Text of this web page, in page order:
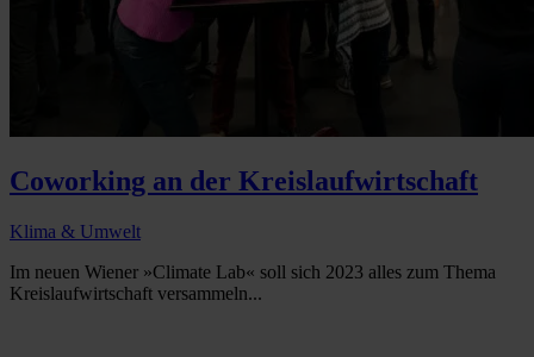
Coworking an der Kreislaufwirtschaft
Klima & Umwelt
Im neuen Wiener »Climate Lab« soll sich 2023 alles zum Thema
Kreislaufwirtschaft versammeln...